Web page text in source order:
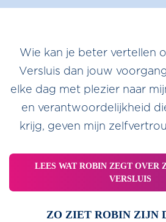
Wie kan je beter vertellen
Versluis dan jouw
elke dag met plezier naar
en verantwoordelijkheid
krijg, geven mijn
LEES WAT ROBIN ZEGT OVER
VERSLUIS
ZO ZIET ROBIN ZIJN